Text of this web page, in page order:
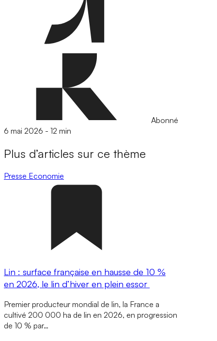
Abonné
6 mai 2026 - 12 min
Plus d’articles sur ce thème
Presse Economie
Lin : surface française en hausse de 10 %
en 2026, le lin d’hiver en plein essor
Premier producteur mondial de lin, la France a
cultivé 200 000 ha de lin en 2026, en progression
de 10 % par…